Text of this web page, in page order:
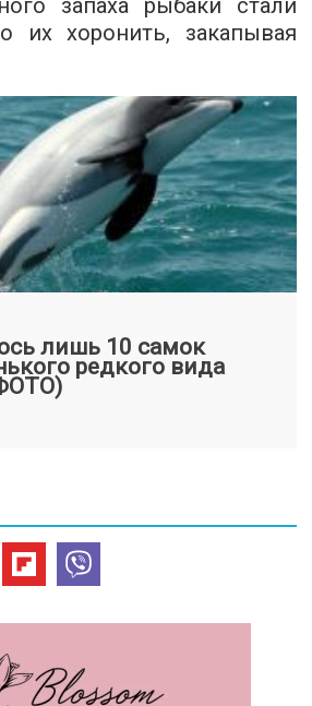
запаха рыбаки стали
их хоронить, закапывая
лишь 10 самок
редкого вида